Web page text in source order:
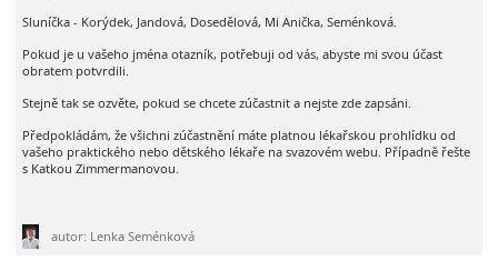
Sluníčka - Korýdek, Jandová, Dosedělová, Mi Anička, Seménková.
Pokud je u vašeho jména otazník, potřebuji od vás, abyste mi svou účast
obratem potvrdili.
Stejně tak se ozvěte, pokud se chcete zúčastnit a nejste zde zapsáni.
Předpokládám, že všichni zúčastnění máte platnou lékařskou prohlídku od
vašeho praktického nebo dětského lékaře na svazovém webu. Případně řešte
s Katkou Zimmermanovou.
autor: Lenka Seménková